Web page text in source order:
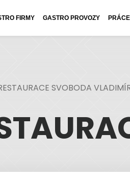
FIRMY GASTRO PROVOZY
SVOBODA